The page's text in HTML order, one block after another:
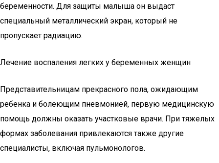
беременности. Для защиты малыша он выдаст
специальный металлический экран, который не
пропускает радиацию.
Лечение воспаления легких у беременных женщин
Представительницам прекрасного пола, ожидающим
ребенка и болеющим пневмонией, первую медицинскую
помощь должны оказать участковые врачи. При тяжелых
формах заболевания привлекаются также другие
специалисты, включая пульмонологов.